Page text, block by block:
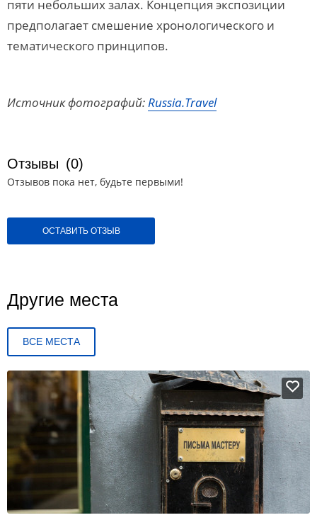
пяти небольших залах. Концепция экспозиции
предполагает смешение хронологического и
тематического принципов.
Источник фотографий:Russia.Travel
Отзывы (0)
Отзывов пока нет, будьте первыми!
ОСТАВИТЬ ОТЗЫВ
Другие места
ВСЕ МЕСТА